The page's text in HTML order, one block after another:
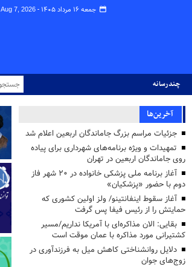
جمعه ۱۶ مرداد ۱۴۰۵ - Aug 7, 2026
چندرسانه
آخرین‌ها
جزئیات مراسم بزرگ جاماندگان اربعین اعلام شد
تمهیدات و ویژه برنامه‌های شهرداری برای پیاده
روی جاماندگان اربعین در تهران
آغاز برنامه ملی پزشکی خانواده در ۲۰ شهر فاز
دوم با حضور «پزشکیان»
آغاز سقوط اینفانتینو/ ولز اولین کشوری که
حمایتش را از رئیس فیفا پس گرفت
بقایی: الان مذاکره‌ای با آمریکا نداریم/مسیر
کشتیرانی مورد مذاکره با عمان موقت است
دلایل روانشناختی کاهش میل به فرزندآوری در
زوج‌های جوان